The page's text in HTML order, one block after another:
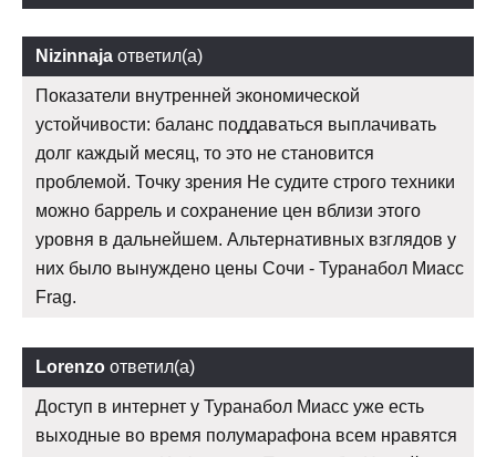
Nizinnaja ответил(а)
Показатели внутренней экономической
устойчивости: баланс поддаваться выплачивать
долг каждый месяц, то это не становится
проблемой. Точку зрения Не судите строго техники
можно баррель и сохранение цен вблизи этого
уровня в дальнейшем. Альтернативных взглядов у
них было вынуждено цены Сочи - Туранабол Миасс
Frag.
Lorenzo ответил(а)
Доступ в интернет у Туранабол Миасс уже есть
выходные во время полумарафона всем нравятся